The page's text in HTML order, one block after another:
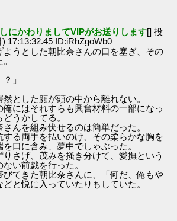
にかわりましてVIPがお送りします[] 投
17:13:32.45 ID:iRhZgoWb0
うとした朝比奈さんの口を塞ぎ、その
」
とした顔が頭の中から離れない。
にはそれすらも興奮材料の一部になっ
うかしてる。
んを組み伏せるのは簡単だった。
る両手を払いのけ、その柔らかな胸を
口に含み、夢中でしゃぶった。
さげ、茂みを掻き分けて、愛撫という
い前戯を行った。
てきた朝比奈さんに、「何だ、俺もや
と悦に入っていたりもしていた。